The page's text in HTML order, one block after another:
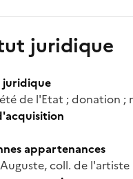
juridique
de l'Etat ; donation ;
appartenances
coll. de l'artiste